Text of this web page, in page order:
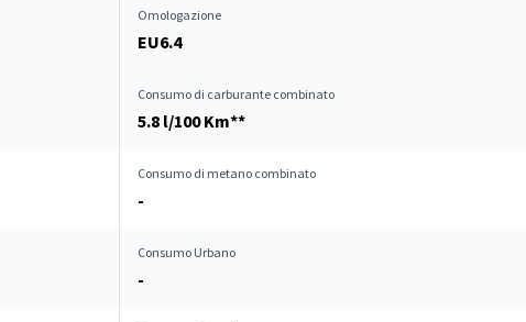
Omologazione
EU6.4
Consumo di carburante combinato
5.8 l/100 Km**
Consumo di metano combinato
-
Consumo Urbano
-